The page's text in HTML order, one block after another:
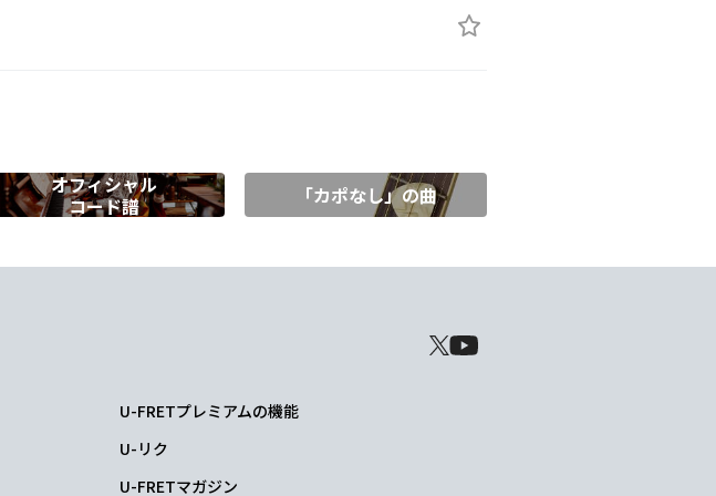
オフィシャル
コード譜
「カポなし」の曲
U-FRETプレミアムの機能
U-リク
U-FRETマガジン